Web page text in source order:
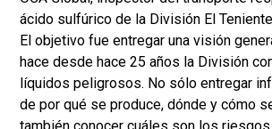
ácido sulfúrico de la División El
El objetivo fue entregar una visión
hace desde hace 25 años la División
líquidos peligrosos. No sólo entregar
de por qué se produce, dónde y cómo